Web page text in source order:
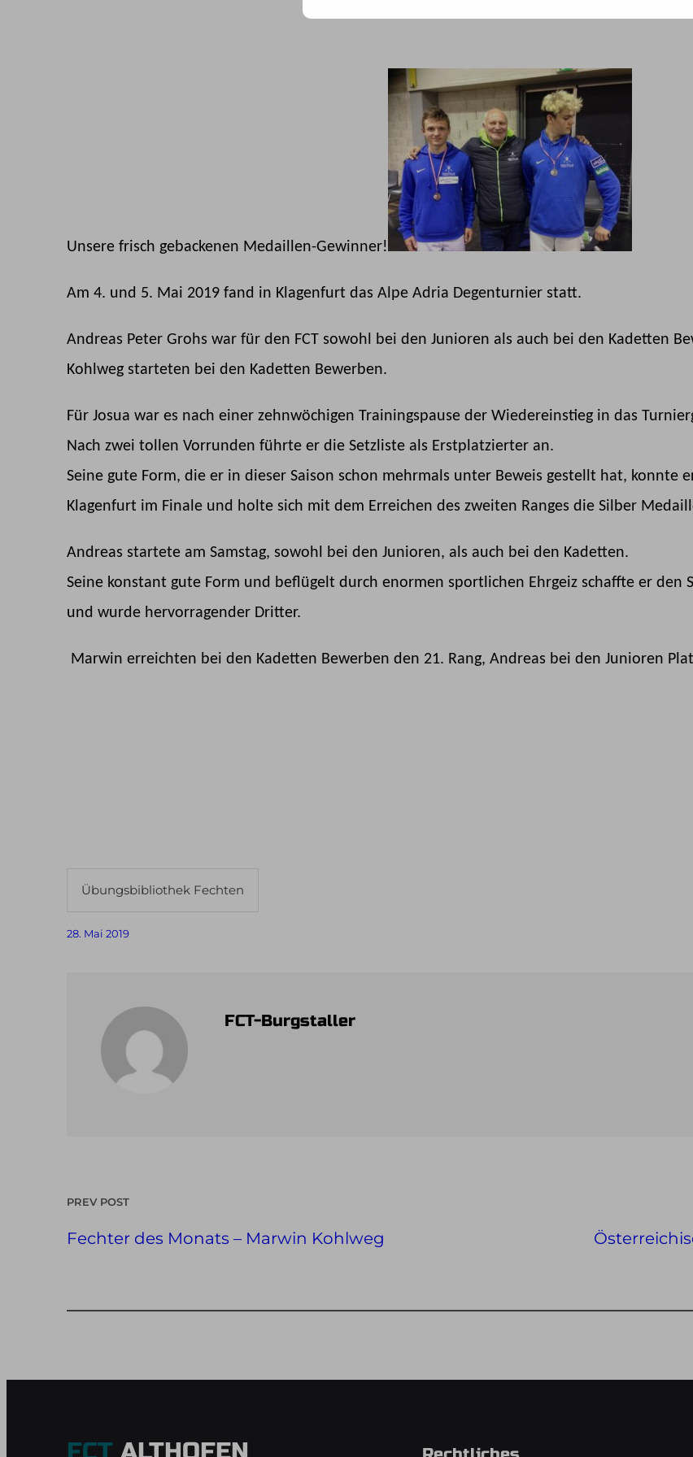
Unsere frisch gebackenen Medaillen-Gewinner!
Am 4. und 5. Mai 2019 fand in Klagenfurt das Alpe Adria Degenturnier statt.
Andreas Peter Grohs war für den FCT sowohl bei den Junioren als auch bei den Kadetten
Kohlweg starteten bei den Kadetten Bewerben.
Für Josua war es nach einer zehnwöchigen Trainingspause der Wiedereinstieg in das
Nach zwei tollen Vorrunden führte er die Setzliste als Erstplatzierter an.
Seine gute Form, die er in dieser Saison schon mehrmals unter Beweis gestellt hat, konnte
Klagenfurt im Finale und holte sich mit dem Erreichen des zweiten Ranges die Silber
Andreas startete am Samstag, sowohl bei den Junioren, als auch bei den Kadetten.
Seine konstant gute Form und beflügelt durch enormen sportlichen Ehrgeiz schaffte er den
und wurde hervorragender Dritter.
Marwin erreichten bei den Kadetten Bewerben den 21. Rang, Andreas bei den Junioren
Übungsbibliothek Fechten
28. Mai 2019
FCT-Burgstaller
PREV POST
Fechter des Monats – Marwin Kohlweg